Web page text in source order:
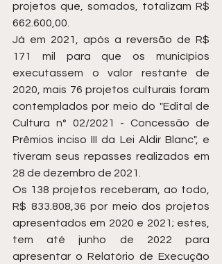
projetos que, somados, totalizam R$
662.600,00.
Já em 2021, após a reversão de R$
171 mil para que os municípios
executassem o valor restante de
2020, mais 76 projetos culturais foram
contemplados por meio do "Edital de
Cultura n° 02/2021 - Concessão de
Prêmios inciso III da Lei Aldir Blanc", e
tiveram seus repasses realizados em
28 de dezembro de 2021.
Os 138 projetos receberam, ao todo,
R$ 833.808,36 por meio dos projetos
apresentados em 2020 e 2021; estes,
tem até junho de 2022 para
apresentar o Relatório de Execução